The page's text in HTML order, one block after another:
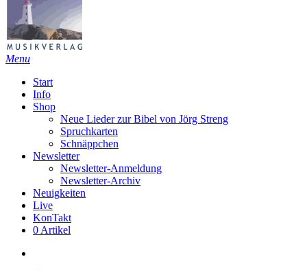
search
Menu
Start
Info
Shop
Neue Lieder zur Bibel von Jörg Streng
Spruchkarten
Schnäppchen
Newsletter
Newsletter-Anmeldung
Newsletter-Archiv
Neuigkeiten
Live
KonTakt
0 Artikel